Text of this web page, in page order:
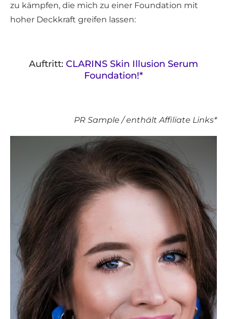
zu kämpfen, die mich zu einer Foundation mit
hoher Deckkraft greifen lassen:
Auftritt: CLARINS Skin Illusion Serum
Foundation!*
PR Sample / enthält Affiliate Links*